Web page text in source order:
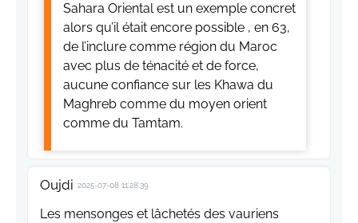
Sahara Oriental est un exemple concret
alors qu’il était encore possible , en 63,
de l’inclure comme région du Maroc
avec plus de ténacité et de force,
aucune confiance sur les Khawa du
Maghreb comme du moyen orient
comme du Tamtam.
Oujdi 2025-07-08 11:28:39
Les mensonges et lâchetés des vauriens